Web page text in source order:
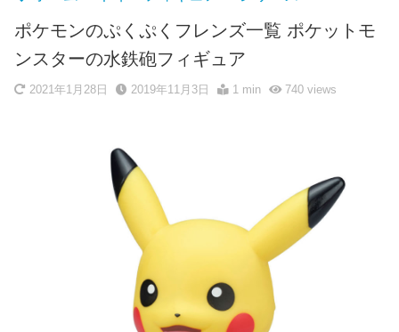
ポケモンのぷくぷくフレンズ一覧 ポケットモ
ンスターの水鉄砲フィギュア
2021年1月28日 2019年11月3日 1 min 740views